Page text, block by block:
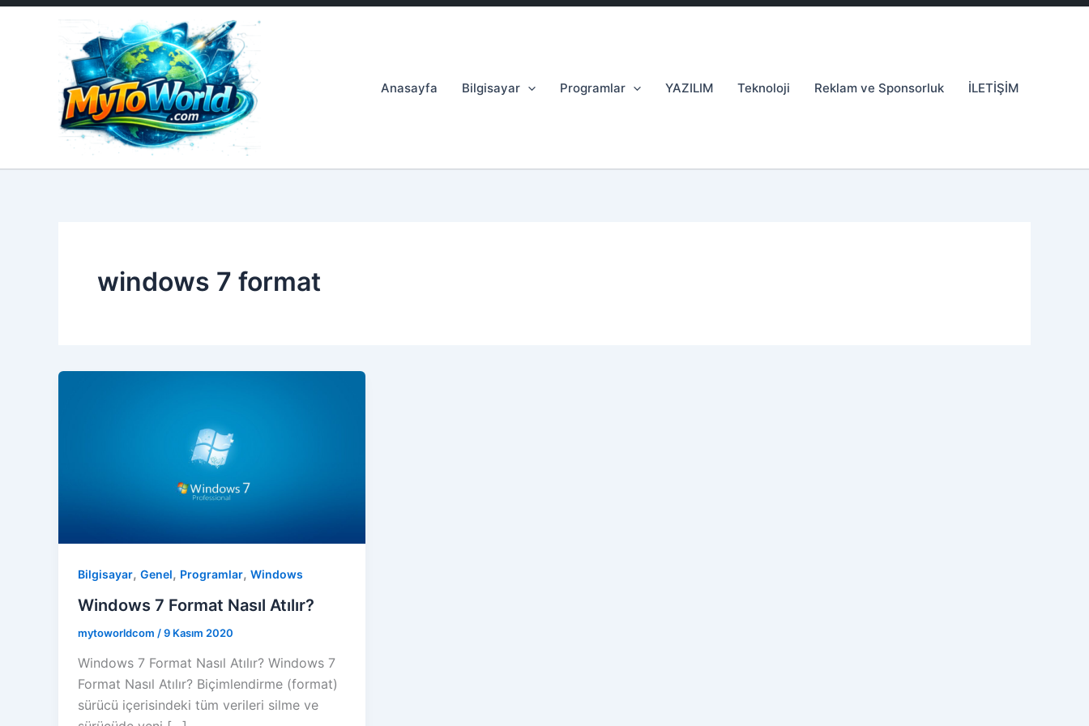
İçeriğe
Anasayfa Bilgisayar Programlar YAZILIM Teknoloji Reklam ve Sponsorluk İLETİŞİM
windows 7 format
Bilgisayar, Genel, Programlar, Windows
Windows 7 Format Nasıl Atılır?
mytoworldcom /9 Kasım 2020
Windows 7 Format Nasıl Atılır? Windows 7
Format Nasıl Atılır? Biçimlendirme (format)
sürücü içerisindeki tüm verileri silme ve